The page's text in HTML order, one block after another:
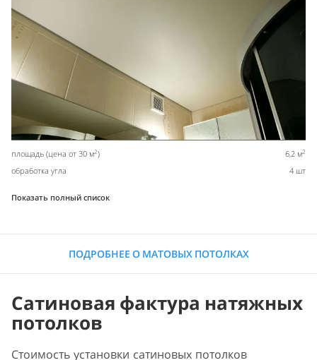
площадь (цена от 30 м2) 6,2 м2
обработка угла 4 шт
Показать полный список
ПОДРОБНЕЕ О МАТОВЫХ ПОТОЛКАХ
Сатиновая фактура натяжных
потолков
Стоимость установки сатиновых потолков